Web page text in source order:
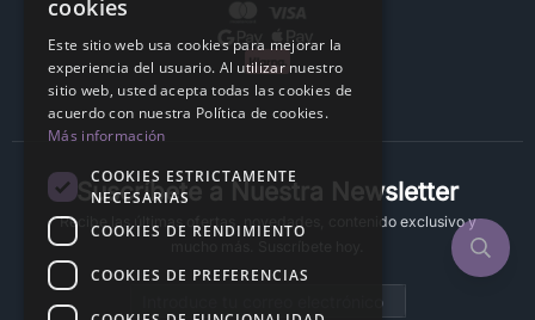
Suscríbete a Nuestra Newsletter
Recibe las últimas ofertas, novedades, contenido exclusivo y
cookies
Este sitio web usa cookies para mejorar la
experiencia del usuario. Al utilizar nuestro
sitio web, usted acepta todas las cookies de
acuerdo con nuestra Política de cookies.
Más información
COOKIES ESTRICTAMENTE
NECESARIAS
COOKIES DE RENDIMIENTO
COOKIES DE PREFERENCIAS